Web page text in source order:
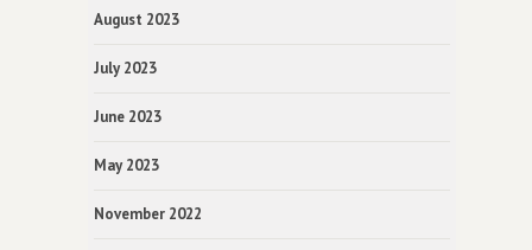
August 2023
July 2023
June 2023
May 2023
November 2022